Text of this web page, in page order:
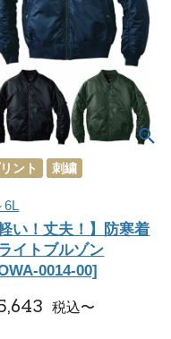
ント 刺繍
6L
軽い！丈夫！】防寒着
イトブルゾン
0014-00]
税込〜